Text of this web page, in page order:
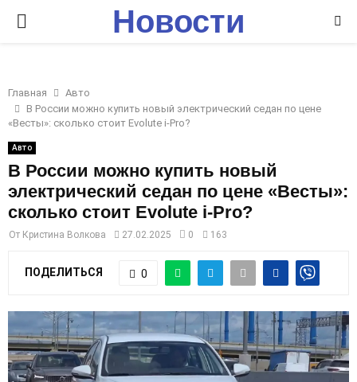
P
I
M
A
R
Y
E
Новости
Главная
Авто
В России можно купить новый электрический седан по цене
«Весты»: сколько стоит Evolute i-Pro?
Авто
В России можно купить новый
электрический седан по цене «Весты»:
сколько стоит Evolute i-Pro?
От Кристина Волкова 27.02.2025 0 163
ПОДЕЛИТЬСЯ 0